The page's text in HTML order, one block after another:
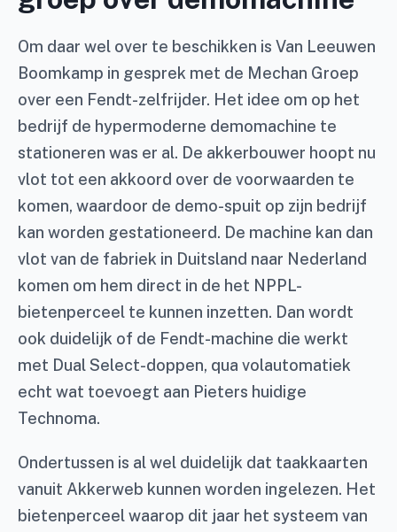
Om daar wel over te beschikken is Van Leeuwen
Boomkamp in gesprek met de Mechan Groep
over een Fendt-zelfrijder. Het idee om op het
bedrijf de hypermoderne demomachine te
stationeren was er al. De akkerbouwer hoopt nu
vlot tot een akkoord over de voorwaarden te
komen, waardoor de demo-spuit op zijn bedrijf
kan worden gestationeerd. De machine kan dan
vlot van de fabriek in Duitsland naar Nederland
komen om hem direct in de het NPPL-
bietenperceel te kunnen inzetten. Dan wordt
ook duidelijk of de Fendt-machine die werkt
met Dual Select-doppen, qua volautomatiek
echt wat toevoegt aan Pieters huidige
Technoma.
Ondertussen is al wel duidelijk dat taakkaarten
vanuit Akkerweb kunnen worden ingelezen. Het
bietenperceel waarop dit jaar het systeem van